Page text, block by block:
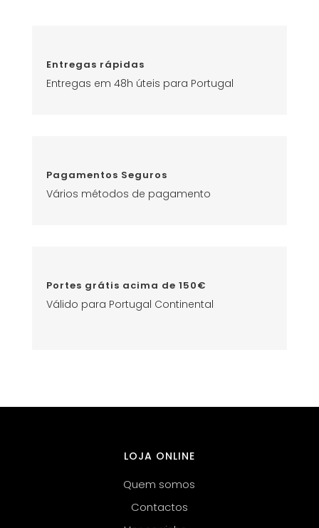
Entregas rápidas
Entregas em 48h úteis para Portugal
Pagamentos Seguros
Vários métodos de pagamento
Portes grátis acima de 150€
Válido para Portugal Continental
LOJA ONLINE
Quem somos
Contactos